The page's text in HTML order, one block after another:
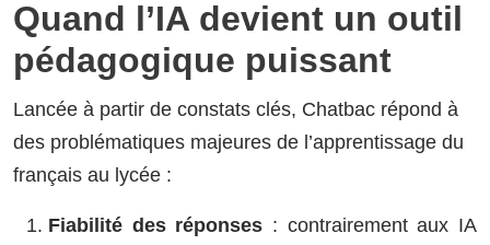
Quand l’IA devient un outil
pédagogique puissant
Lancée à partir de constats clés, Chatbac répond à
des problématiques majeures de l’apprentissage du
français au lycée :
Fiabilité des réponses : contrairement aux IA